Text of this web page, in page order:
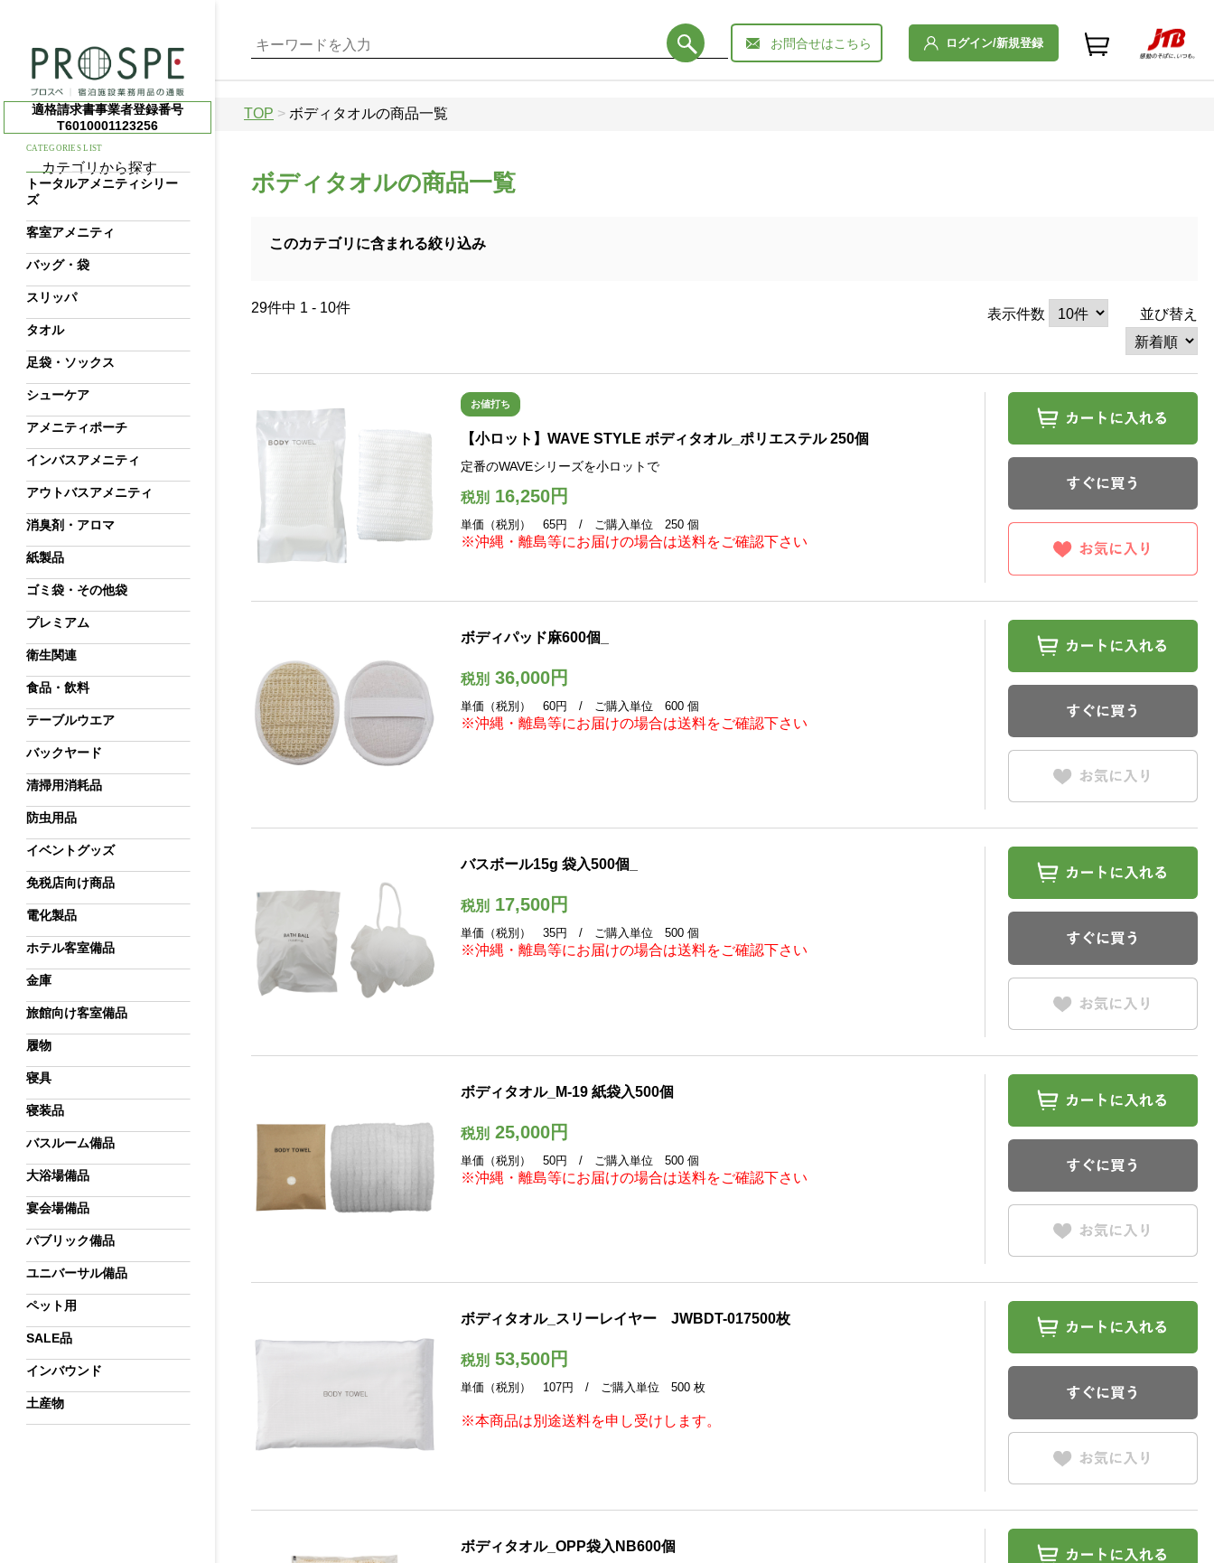
ログイン/新規登録
お問合せはこちら
適格請求書事業者登録番号
T6010001123256
CATEGORIES LIST
カテゴリから探す
トータルアメニティシリー
ズ
客室アメニティ
バッグ・袋
スリッパ
タオル
足袋・ソックス
シューケア
アメニティポーチ
インバスアメニティ
アウトバスアメニティ
消臭剤・アロマ
紙製品
ゴミ袋・その他袋
プレミアム
衛生関連
食品・飲料
テーブルウエア
バックヤード
清掃用消耗品
防虫用品
イベントグッズ
免税店向け商品
電化製品
ホテル客室備品
金庫
旅館向け客室備品
履物
寝具
寝装品
バスルーム備品
大浴場備品
宴会場備品
パブリック備品
ユニバーサル備品
ペット用
SALE品
インバウンド
土産物
TOP > ボディタオルの商品一覧
ボディタオルの商品一覧
このカテゴリに含まれる絞り込み
29件中 1 - 10件 表示件数 並び替え
お値打ち
【小ロット】WAVE STYLE ボディタオル_ポリエステル 250個
定番のWAVEシリーズを小ロットで
税別16,250円
単価（税別） 65円 / ご購入単位 250 個
※沖縄・離島等にお届けの場合は送料をご確認下さい
ボディパッド麻600個_
税別36,000円
単価（税別） 60円 / ご購入単位 600 個
※沖縄・離島等にお届けの場合は送料をご確認下さい
バスボール15g 袋入500個_
税別17,500円
単価（税別） 35円 / ご購入単位 500 個
※沖縄・離島等にお届けの場合は送料をご確認下さい
ボディタオル_M-19 紙袋入500個
税別25,000円
単価（税別） 50円 / ご購入単位 500 個
※沖縄・離島等にお届けの場合は送料をご確認下さい
ボディタオル_スリーレイヤー JWBDT-017500枚
税別53,500円
単価（税別） 107円 / ご購入単位 500 枚
※本商品は別途送料を申し受けします。
ボディタオル_OPP袋入NB600個